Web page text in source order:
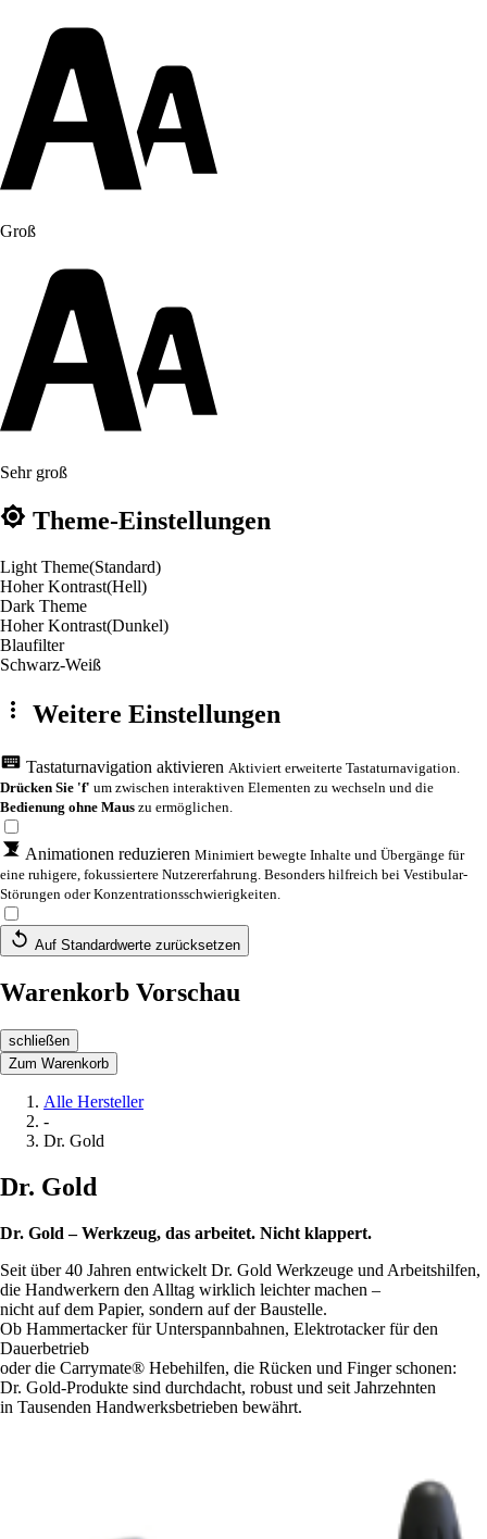
Groß
Sehr groß
Theme-Einstellungen
Light Theme(Standard)
Hoher Kontrast(Hell)
Dark Theme
Hoher Kontrast(Dunkel)
Blaufilter
Schwarz-Weiß
Weitere Einstellungen
Tastaturnavigation aktivieren Aktiviert erweiterte Tastaturnavigation.
Drücken Sie 'f' um zwischen interaktiven Elementen zu wechseln und die
Bedienung ohne Maus zu ermöglichen.
Animationen reduzieren Minimiert bewegte Inhalte und Übergänge für
eine ruhigere, fokussiertere Nutzererfahrung. Besonders hilfreich bei Vestibular-
Störungen oder Konzentrationsschwierigkeiten.
Auf Standardwerte zurücksetzen
Warenkorb Vorschau
schließen
Zum Warenkorb
Alle Hersteller
-
Dr. Gold
Dr. Gold
Dr. Gold – Werkzeug, das arbeitet. Nicht klappert.
Seit über 40 Jahren entwickelt Dr. Gold Werkzeuge und Arbeitshilfen,
die Handwerkern den Alltag wirklich leichter machen –
nicht auf dem Papier, sondern auf der Baustelle.
Ob Hammertacker für Unterspannbahnen, Elektrotacker für den
Dauerbetrieb
oder die Carrymate® Hebehilfen, die Rücken und Finger schonen:
Dr. Gold-Produkte sind durchdacht, robust und seit Jahrzehnten
in Tausenden Handwerksbetrieben bewährt.